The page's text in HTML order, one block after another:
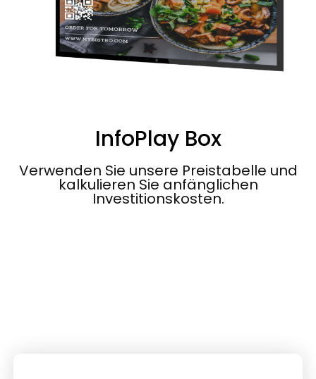
InfoPlay Box
Verwenden Sie unsere Preistabelle und
kalkulieren Sie anfänglichen
Investitionskosten.